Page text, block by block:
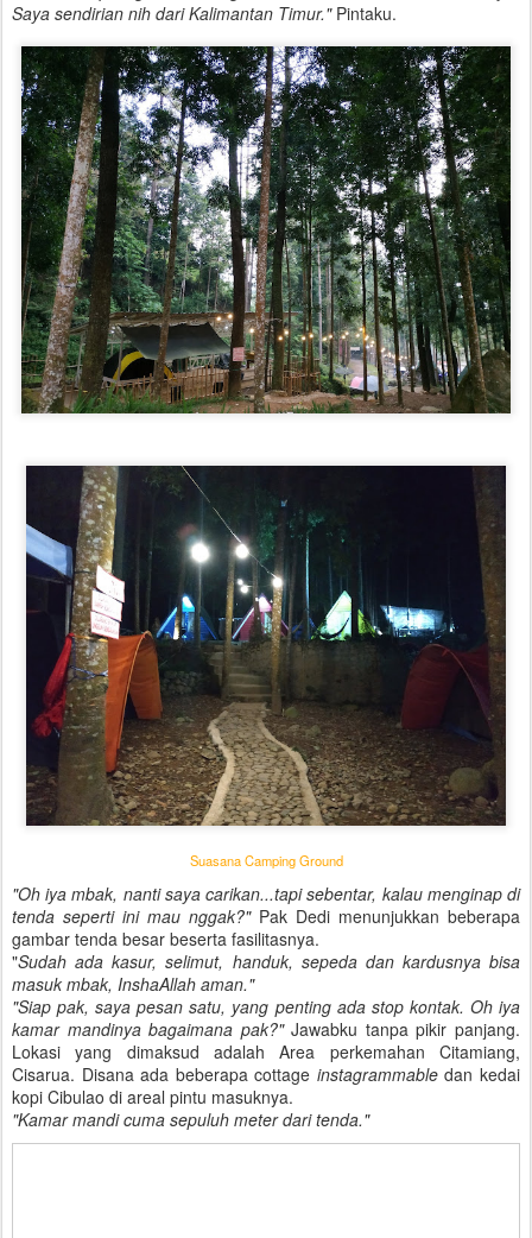
Saya sendirian nih dari Kalimantan Timur." Pintaku.
Suasana Camping Ground
"Oh iya mbak, nanti saya carikan...tapi sebentar, kalau menginap di
tenda seperti ini mau nggak?" Pak Dedi menunjukkan beberapa
gambar tenda besar beserta fasilitasnya.
"Sudah ada kasur, selimut, handuk, sepeda dan kardusnya bisa
masuk mbak, InshaAllah aman."
"Siap pak, saya pesan satu, yang penting ada stop kontak. Oh iya
kamar mandinya bagaimana pak?"Jawabku tanpa pikir panjang.
Lokasi yang dimaksud adalah Area perkemahan Citamiang,
Cisarua. Disana ada beberapa cottage instagrammabledan kedai
kopi Cibulao di areal pintu masuknya.
"Kamar mandi cuma sepuluh meter dari tenda."